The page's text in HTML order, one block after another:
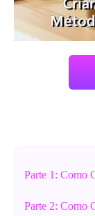
Parte 1: Como
Parte 2: Como